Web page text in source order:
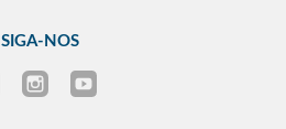
SIGA-NOS